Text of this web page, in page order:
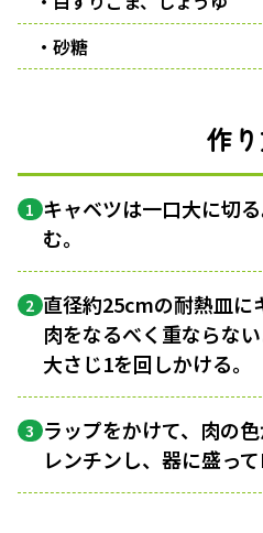
・砂糖
作
1 キャベツは一口大に切
む。
2 直径約25cmの耐熱皿に
肉をなるべく重ならな
大さじ1を回しかける。
3 ラップをかけて、肉の
レンチンし、器に盛って